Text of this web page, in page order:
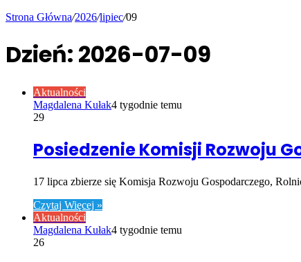
Strona Główna/2026/lipiec/09
Dzień: 2026-07-09
Aktualności
Magdalena Kułak4 tygodnie temu
29
Posiedzenie Komisji Rozwoju
17 lipca zbierze się Komisja Rozwoju Gospodarczego,
Czytaj Więcej »
Aktualności
Magdalena Kułak4 tygodnie temu
26